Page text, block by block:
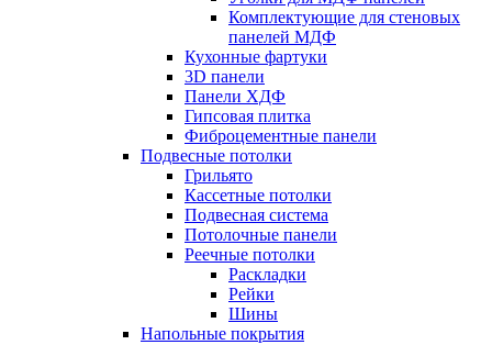
Комплектующие для стеновых
панелей МДФ
Кухонные фартуки
3D панели
Панели ХДФ
Гипсовая плитка
Фиброцементные панели
Подвесные потолки
Грильято
Кассетные потолки
Подвесная система
Потолочные панели
Реечные потолки
Раскладки
Рейки
Шины
Напольные покрытия